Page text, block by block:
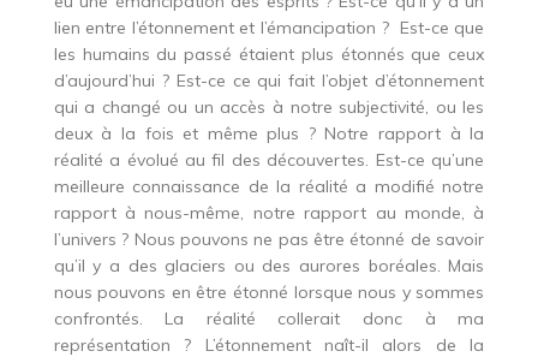
lien entre l’étonnement et l’émancipation ? Est-ce que
les humains du passé étaient plus étonnés que ceux
d’aujourd’hui ? Est-ce ce qui fait l’objet d’étonnement
qui a changé ou un accès à notre subjectivité, ou les
deux à la fois et même plus ? Notre rapport à la
réalité a évolué au fil des découvertes. Est-ce qu’une
meilleure connaissance de la réalité a modifié notre
rapport à nous-même, notre rapport au monde, à
l’univers ? Nous pouvons ne pas être étonné de savoir
qu’il y a des glaciers ou des aurores boréales. Mais
nous pouvons en être étonné lorsque nous y sommes
confrontés. La réalité collerait donc à ma
représentation ? L’étonnement naît-il alors de la